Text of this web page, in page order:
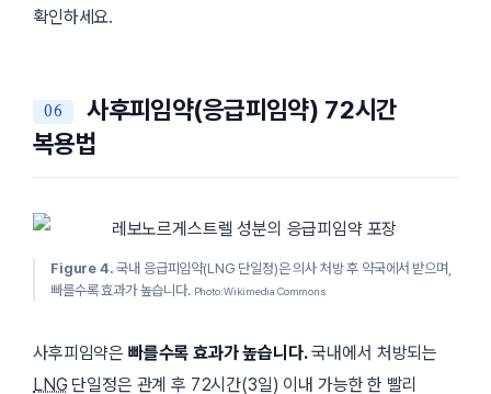
확인하세요.
사후피임약(응급피임약) 72시간
복용법
Figure 4. 국내 응급피임약(LNG 단일정)은 의사 처방 후 약국에서 받으며,
빠를수록 효과가 높습니다. Photo: Wikimedia Commons
사후피임약은 빠를수록 효과가 높습니다.국내에서 처방되는
LNG 단일정은 관계 후 72시간(3일) 이내 가능한 한 빨리